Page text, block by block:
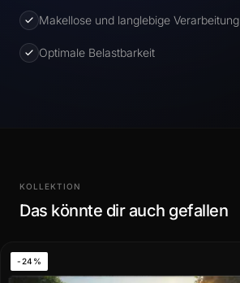
Makellose und langlebige Verarbeitung
Optimale Belastbarkeit
KOLLEKTION
Das könnte dir auch gefallen
-24%